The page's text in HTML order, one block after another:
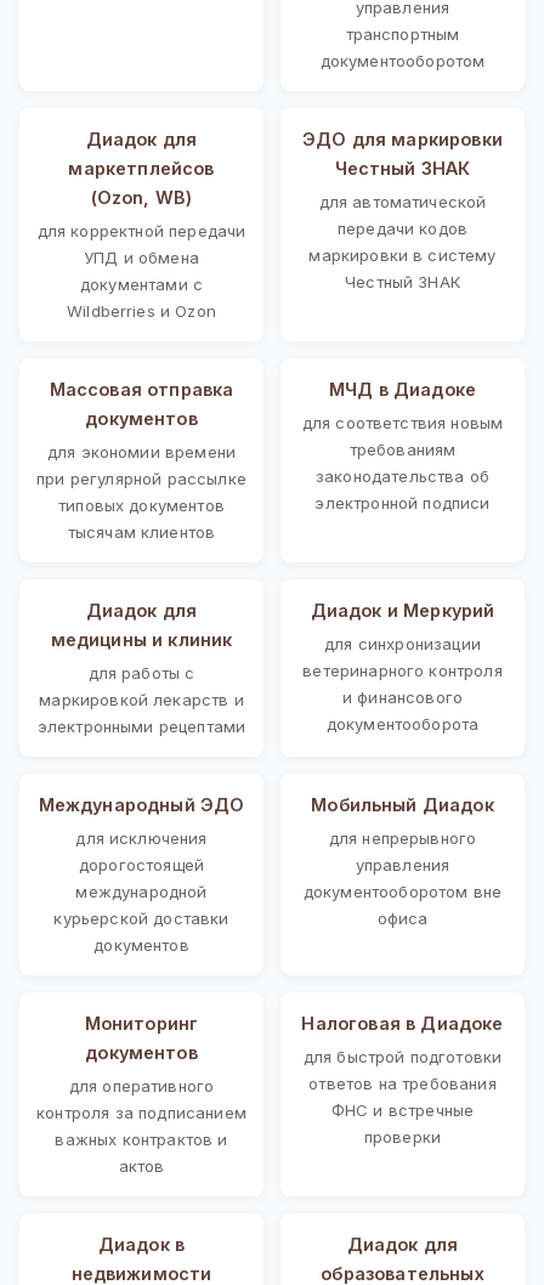
управления
транспортным
документооборотом
Диадок для
маркетплейсов
(Ozon, WB)
для корректной передачи
УПД и обмена
документами с
Wildberries и Ozon
ЭДО для маркировки
Честный ЗНАК
для автоматической
передачи кодов
маркировки в систему
Честный ЗНАК
Массовая отправка
документов
для экономии времени
при регулярной рассылке
типовых документов
тысячам клиентов
МЧД в Диадоке
для соответствия новым
требованиям
законодательства об
электронной подписи
Диадок для
медицины и клиник
для работы с
маркировкой лекарств и
электронными рецептами
Диадок и Меркурий
для синхронизации
ветеринарного контроля
и финансового
документооборота
Международный ЭДО
для исключения
дорогостоящей
международной
курьерской доставки
документов
Мобильный Диадок
для непрерывного
управления
документооборотом вне
офиса
Мониторинг
документов
для оперативного
контроля за подписанием
важных контрактов и
актов
Налоговая в Диадоке
для быстрой подготовки
ответов на требования
ФНС и встречные
проверки
Диадок в
недвижимости
Диадок для
образовательных